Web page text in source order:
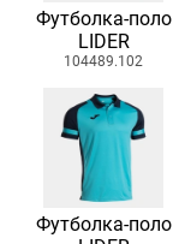
Футболка-поло
LIDER
104489.102
Футболка-поло